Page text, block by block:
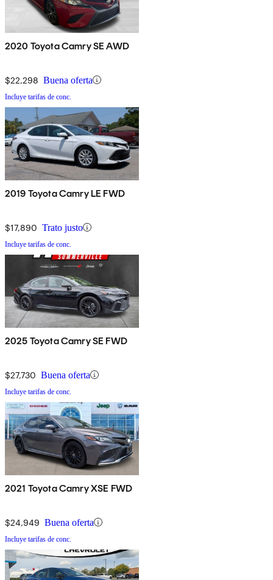
2020 Toyota Camry SE AWD
$22,298 Buena oferta
Incluye tarifas de conc.
2019 Toyota Camry LE FWD
$17,890 Trato justo
Incluye tarifas de conc.
2025 Toyota Camry SE FWD
$27,730 Buena oferta
Incluye tarifas de conc.
2021 Toyota Camry XSE FWD
$24,949 Buena oferta
Incluye tarifas de conc.